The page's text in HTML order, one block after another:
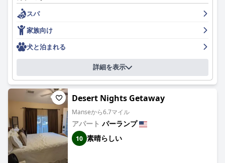
います。
ホテルでの朝食は、その種類と質が頻繁に賞賛されており、温か
い料理と作りたてのワッフルのセレクションで、アメリカ人の好
みに良く応えています。建設工事による多少の騒音があるにもか
かわらず、朝食サービスは、気配りのあるフレンドリーなスタッ
フによって支えられ、依然としてハイライトとなっています。
ホテル内のレストラン、特にインド料理での食事は、その質と種
類の豊富さで称賛されています。一部のゲストは特定の料理に一
貫性がないことを指摘していますが、ライブエンターテイメント
を含む全体的な食事体験は、ホテルの魅力を高めています。
ゲストは、冷蔵庫や電子レンジなどのモダンなアメニティが備わ
った広くて清潔な部屋に感謝しています。一部のエリアの更新
や、時折発生する騒音問題に対する要望があるにもかかわらず、
快適な寝具と客室のメンテナンスは広く認められています。
スパ
家族向け
犬と泊まれる
詳細を表示
Desert Nights Getaway
Manseから6.7マイル
アパート パーランプ
10 素晴らしい